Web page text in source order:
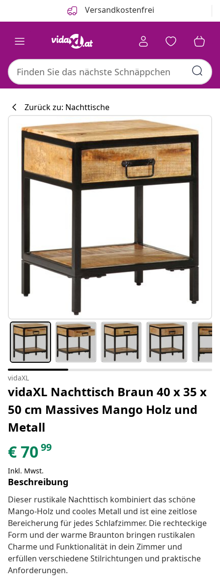
Versandkostenfrei
#sharemevidaxl
Zurück zu: Nachttische
vidaXL
vidaXL Nachttisch Braun 40 x 35 x
50 cm Massives Mango Holz und
Metall
€7099
Inkl. Mwst.
Beschreibung
Dieser rustikale Nachttisch kombiniert das schöne
Mango-Holz und cooles Metall und ist eine zeitlose
Bereicherung für jedes Schlafzimmer. Die rechteckige
Form und der warme Braunton bringen rustikalen
Charme und Funktionalität in dein Zimmer und
erfüllen verschiedene Stilrichtungen und praktische
Anforderungen.